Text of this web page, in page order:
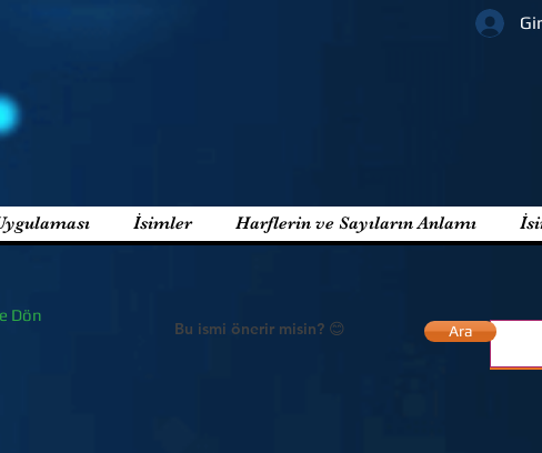
İsimler Harflerin ve Sayıların Anlamı
Dön
Bu ismi önerir misin? 😊 Ara